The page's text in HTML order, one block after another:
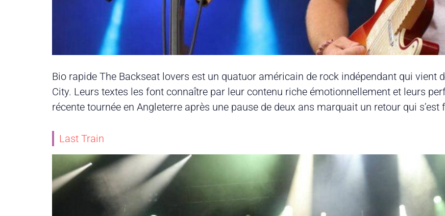
Bio rapide The Backseat lovers est un quatuor américain de rock indépendant qui vient
City. Leurs textes les font connaître par leur contenu riche émotionnellement et leurs
récente tournée en Angleterre après une pause de deux ans marquait un retour qui s’est
Last Train